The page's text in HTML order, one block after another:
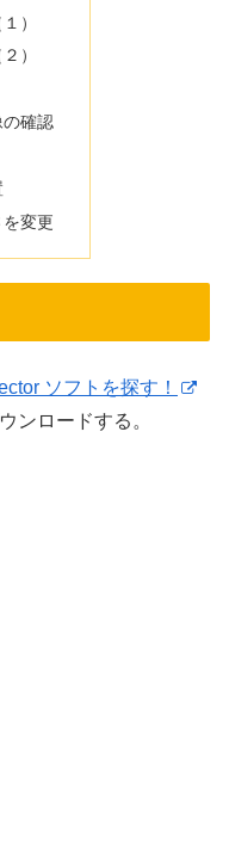
）
）
確認
変更
ソフトを探す！
ンロードする。